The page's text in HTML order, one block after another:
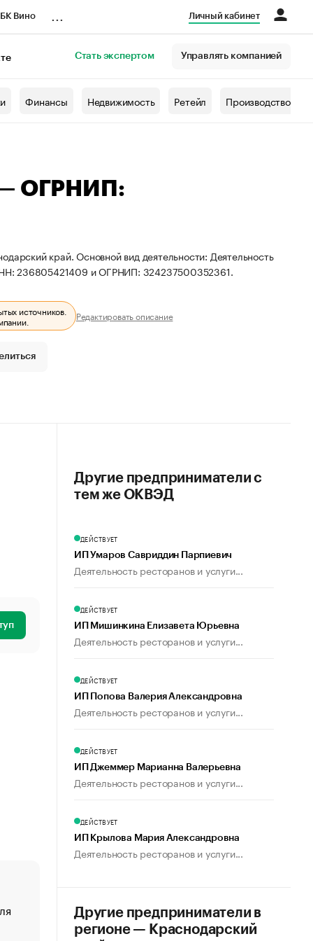
Вино Личный кабинет
Стать экспертом Управлять компанией
Финансы Недвижимость Ретейл Производство
— ОГРНИП:
край. Основной вид деятельности: Деятельность
236805421409 и ОГРНИП: 324237500352361.
источников.
Редактировать описание
«От спорта тело стареет иначе». Как живет глава
создавшей GTA
Другие предприниматели с
тем же ОКВЭД
ДЕЙСТВУЕТ
ИП Умаров Савриддин Парпиевич
Деятельность ресторанов и услуги...
ДЕЙСТВУЕТ
ИП Мишинкина Елизавета Юрьевна
Деятельность ресторанов и услуги...
ДЕЙСТВУЕТ
ИП Попова Валерия Александровна
Деятельность ресторанов и услуги...
ДЕЙСТВУЕТ
ИП Джеммер Марианна Валерьевна
Деятельность ресторанов и услуги...
ДЕЙСТВУЕТ
ИП Крылова Мария Александровна
Деятельность ресторанов и услуги...
Другие предприниматели в
регионе — Краснодарский